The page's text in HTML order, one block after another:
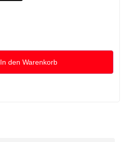
In den Warenkorb